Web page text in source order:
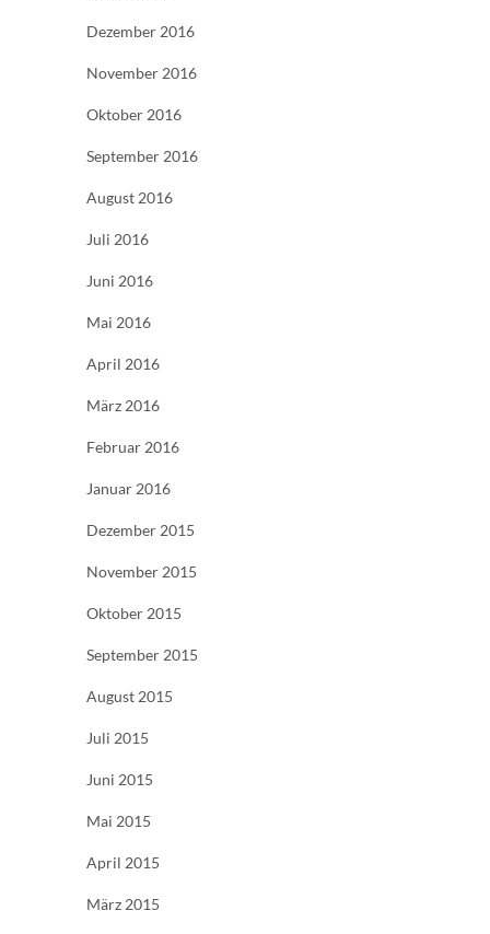
Dezember 2016
November 2016
Oktober 2016
September 2016
August 2016
Juli 2016
Juni 2016
Mai 2016
April 2016
März 2016
Februar 2016
Januar 2016
Dezember 2015
November 2015
Oktober 2015
September 2015
August 2015
Juli 2015
Juni 2015
Mai 2015
April 2015
März 2015